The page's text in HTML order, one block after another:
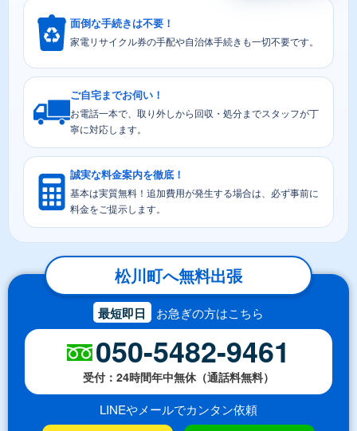
面倒な手続きは不要！
家電リサイクル券の手配や自治体手続きも一切不要です。
ご自宅までお伺い！
お電話一本で、取り外しから回収・処分までスタッフが丁
寧に対応します。
誠実な料金案内を徹底！
基本は実質無料！追加費用が発生する場合は、必ず事前に
料金をご提示します。
松川町へ無料出張
最短即日 お急ぎの方はこちら
050-5482-9461
受付：24時間年中無休（通話料無料）
LINEやメールでカンタン依頼